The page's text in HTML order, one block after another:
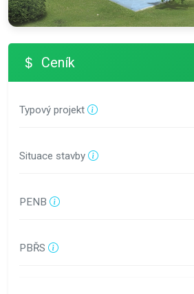
Ceník
Typový projekt
Situace stavby
PENB
PBŘS